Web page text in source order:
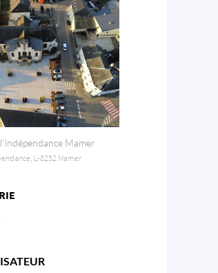
l'Indépendance Mamer
L-8252 Mamer